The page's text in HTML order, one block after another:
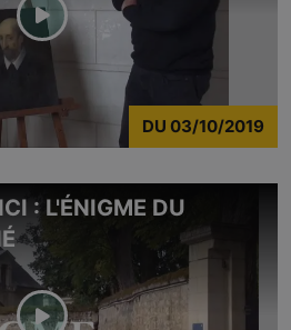
DU 03/10/2019
: L'ÉNIGME DU